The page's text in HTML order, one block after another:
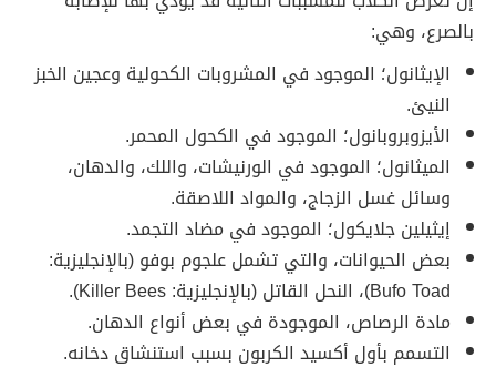
بالصرع، وهي:
الإيثانول؛ الموجود في المشروبات الكحولية وعجين الخبز
النيئ.
الأيزوبروبانول؛ الموجود في الكحول المحمر.
الميثانول؛ الموجود في الورنيشات، واللك، والدهان،
وسائل غسل الزجاج، والمواد اللاصقة.
إيثيلين جلايكول؛ الموجود في مضاد التجمد.
بعض الحيوانات، والتي تشمل علجوم بوفو (بالإنجليزية:
Bufo Toad)، النحل القاتل (بالإنجليزية: Killer Bees).
مادة الرصاص، الموجودة في بعض أنواع الدهان.
التسمم بأول أكسيد الكربون بسبب استنشاق دخانه.